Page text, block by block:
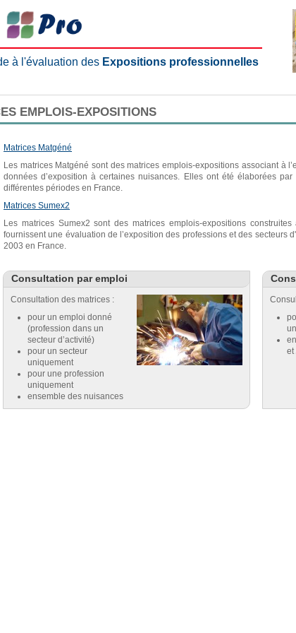
à l'évaluation des Expositions professionnelles
EMPLOIS-EXPOSITIONS
Matrices Matgéné
Les matrices Matgéné sont des matrices emplois-expositions associant à
données d’exposition à certaines nuisances. Elles ont été élaborées
différentes périodes en France.
Matrices Sumex2
Les matrices Sumex2 sont des matrices emplois-expositions
fournissent une évaluation de l’exposition des professions et des secteurs
2003 en France.
Consultation par emploi
Consultation des matrices :
pour un emploi donné
(profession dans un
secteur d’activité)
pour un secteur
uniquement
pour une profession
uniquement
ensemble des nuisances
et